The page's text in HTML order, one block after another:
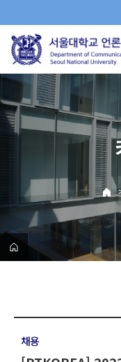
로
메
채용